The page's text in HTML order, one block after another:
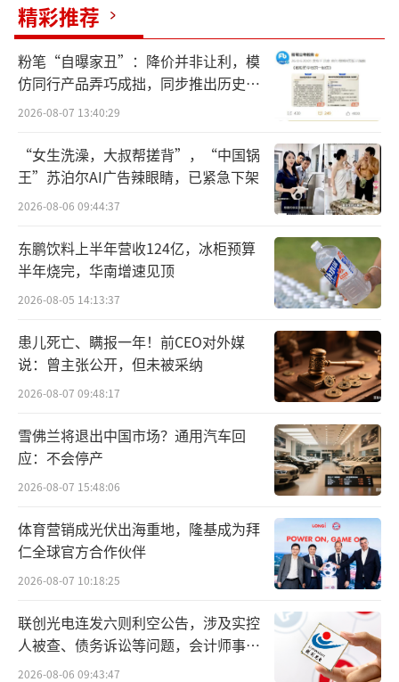
品，不仅成为公司的绝对核心产品，也缔造出
传统中药行业的一个商业奇迹。
迄今，国内已有超9700个中药品种上市，
超7000亿元中药市场规模。在这个庞大的市场
里，虽然复方黄柏液涂剂在大众市场鲜为人
知，但在治疗皮肤及黏膜疾病治疗领域，处方
类中成药产品唯此一家。
2016年，国家认定该产品为二级中药保护
品种，汉方制药因此享有市场独占权，其他药
黄柏液涂剂成为公司名副其实的“基本盘”。
据招股书，2023年至2024年及2025年前9个
月，公司营业收入分别录得约10.53亿元、9.92
亿元及8.03亿元，年（期）内利润分别约2.37
亿元、1.99亿元和1.45亿元。
精彩推荐
粉笔“自曝家丑”：降价并非让利，模
仿同行产品弄巧成拙，同步推出历史学
员退费方案
2026-08-07 13:40:29
“女生洗澡，大叔帮搓背”，“中国锅
王”苏泊尔AI广告辣眼睛，已紧急下架
2026-08-06 09:44:37
东鹏饮料上半年营收124亿，冰柜预算
半年烧完，华南增速见顶
2026-08-05 14:13:37
患儿死亡、瞒报一年！前CEO对外媒
说：曾主张公开，但未被采纳
2026-08-07 09:48:17
雪佛兰将退出中国市场？通用汽车回
应：不会停产
2026-08-07 15:48:06
体育营销成光伏出海重地，隆基成为拜
仁全球官方合作伙伴
2026-08-07 10:18:25
联创光电连发六则利空公告，涉及实控
人被查、债务诉讼等问题，会计师事务
所曾出具“保留意见”
2026-08-06 09:43:47